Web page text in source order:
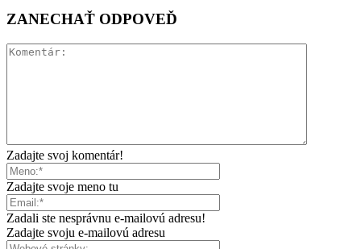
ZANECHAŤ ODPOVEĎ
Zadajte svoj komentár!
Zadajte svoje meno tu
Zadali ste nesprávnu e-mailovú adresu!
Zadajte svoju e-mailovú adresu